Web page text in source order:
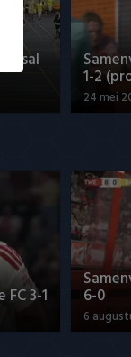
1-2
24 mei
3-1 6-0
6